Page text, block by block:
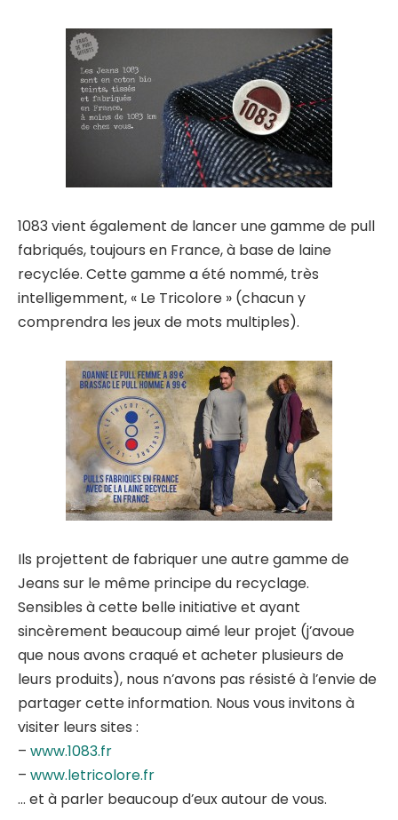
1083 vient également de lancer une gamme de pull
fabriqués, toujours en France, à base de laine
recyclée. Cette gamme a été nommé, très
intelligemment, « Le Tricolore » (chacun y
comprendra les jeux de mots multiples).
Ils projettent de fabriquer une autre gamme de
Jeans sur le même principe du recyclage.
Sensibles à cette belle initiative et ayant
sincèrement beaucoup aimé leur projet (j’avoue
que nous avons craqué et acheter plusieurs de
leurs produits), nous n’avons pas résisté à l’envie de
partager cette information. Nous vous invitons à
visiter leurs sites :
– www.1083.fr
– www.letricolore.fr
… et à parler beaucoup d’eux autour de vous.